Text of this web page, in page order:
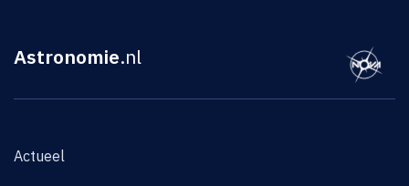
Astronomie.nl
Actueel